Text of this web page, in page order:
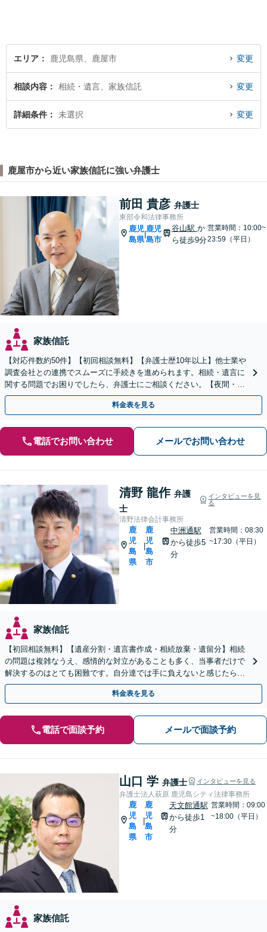
エリア 鹿児島県、鹿屋市 変更
相談内容 相続・遺言、家族信託 変更
詳細条件 未選択 変更
鹿屋市から近い家族信託に強い弁護士
前田 貴彦 弁護士
東部令和法律事務所
鹿児
島県
|
鹿児
島市
谷山駅 か
ら徒歩9分
営業時間：10:00~
23:59（平日）
家族信託
【対応件数約50件】【初回相談無料】【弁護士歴10年以上】他士業や
調査会社との連携でスムーズに手続きを進められます。相続・遺言に
関する問題でお困りでしたら、弁護士にご相談ください。【夜間・休
日相談可】【谷山駅9分】
料金表を見る
電話でお問い合わせ メールでお問い合わせ
清野 龍作 弁護
士
インタビューを見
る
清野法律会計事務所
鹿
児
島
県
|
鹿
児
島
市
中洲通駅
から徒歩5
分
営業時間：08:30
~17:30（平日）
家族信託
【初回相談無料】【遺産分割・遺言書作成・相続放棄・遺留分】相続
の問題は複雑なうえ、感情的な対立があることも多く、当事者だけで
解決するのはとても困難です。自分達では手に負えないと感じたら、
お早めにご相談ください。
料金表を見る
電話で面談予約 メールで面談予約
山口 学 弁護士 インタビューを見る
弁護士法人萩原 鹿児島シティ法律事務所
鹿
児
島
県
|
鹿
児
島
市
天文館通駅
から徒歩1
分
営業時間：09:00
~18:00（平日）
家族信託